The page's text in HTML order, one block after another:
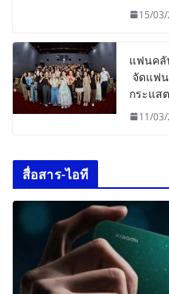
15/
แฟนคลั
จัดแฟ
กระแส
11/
สื่อสาร-ไอที